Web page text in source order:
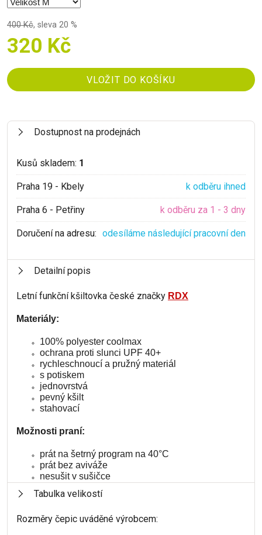
400 Kč, sleva 20 %
320 Kč
Dostupnost na prodejnách
Kusů skladem: 1
Praha 19 - Kbely k odběru ihned
Praha 6 - Petřiny k odběru za 1 - 3 dny
Doručení na adresu: odesíláme následující pracovní den
Detailní popis
Letní funkční kšiltovka české značky RDX
Materiály:
100% polyester coolmax
ochrana proti slunci UPF 40+
rychleschnoucí a pružný materiál
s potiskem
jednovrstvá
pevný kšilt
stahovací
Možnosti praní:
prát na šetrný program na 40°C
prát bez aviváže
nesušit v sušičce
Tabulka velikostí
Rozměry čepic uváděné výrobcem: